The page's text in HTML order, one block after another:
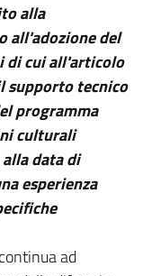
alla
all'adozione del
di cui all'articolo
supporto tecnico
programma
culturali
data di
esperienza
ad